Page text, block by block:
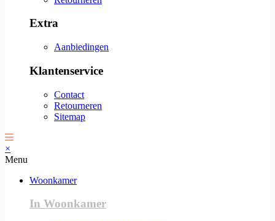
Extra
Aanbiedingen
Klantenservice
Contact
Retourneren
Sitemap
×
Menu
Woonkamer
In Woonkamer